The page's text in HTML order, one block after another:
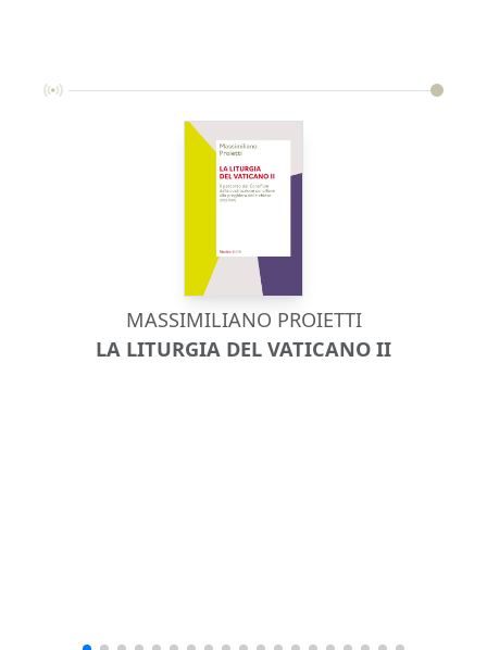
MASSIMILIANO PROIETTI
LA LITURGIA DEL VATICANO II